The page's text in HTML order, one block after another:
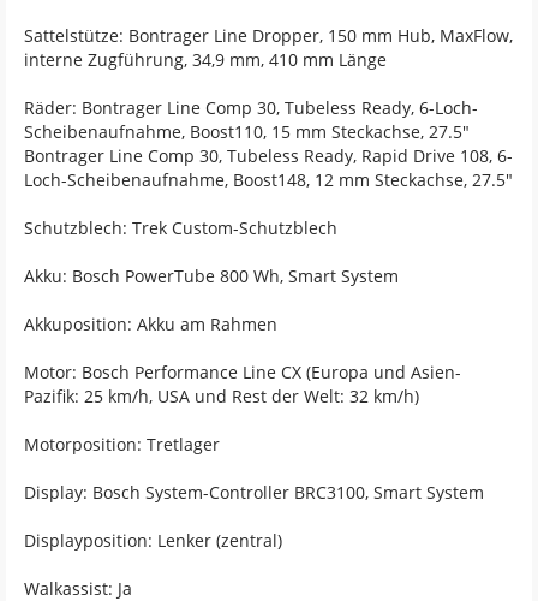
Sattelstütze: Bontrager Line Dropper, 150 mm Hub, MaxFlow,
interne Zugführung, 34,9 mm, 410 mm Länge
Räder: Bontrager Line Comp 30, Tubeless Ready, 6-Loch-
Scheibenaufnahme, Boost110, 15 mm Steckachse, 27.5"
Bontrager Line Comp 30, Tubeless Ready, Rapid Drive 108, 6-
Loch-Scheibenaufnahme, Boost148, 12 mm Steckachse, 27.5"
Schutzblech: Trek Custom-Schutzblech
Akku: Bosch PowerTube 800 Wh, Smart System
Akkuposition: Akku am Rahmen
Motor: Bosch Performance Line CX (Europa und Asien-
Pazifik: 25 km/h, USA und Rest der Welt: 32 km/h)
Motorposition: Tretlager
Display: Bosch System-Controller BRC3100, Smart System
Displayposition: Lenker (zentral)
Walkassist: Ja